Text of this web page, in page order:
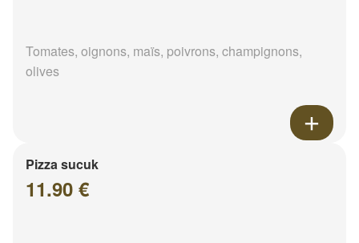
Tomates, oignons, maïs, poivrons, champignons,
olives
Pizza sucuk
11.90 €